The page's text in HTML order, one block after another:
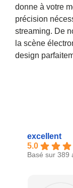
donne à votre
précision
streaming. De
la scène
design
excellent
5.0
Basé sur 389